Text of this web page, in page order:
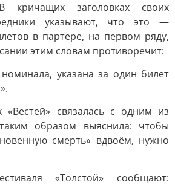
кричащих заголовках своих
указывают, что это —
в партере, на первом ряду,
этим словам противоречит:
укaзaнa за oдин билет
«Вестей» связалась с одним из
образом выяснила: чтобы
смерть» вдвоём, нужно
«Толстой» сообщают: